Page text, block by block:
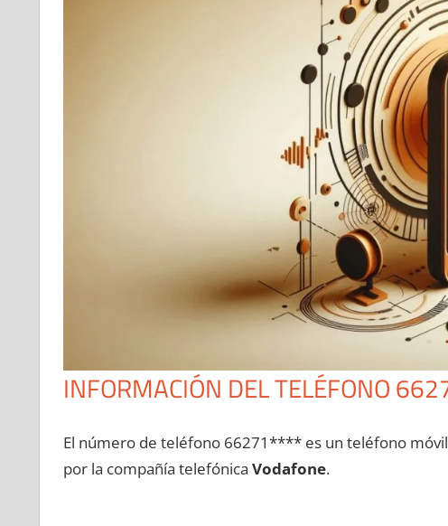
INFORMACIÓN DEL TELÉFONO
El número dе teléfono 66271**** es un teléfono
pοr la compañía telefónica Vodafone.